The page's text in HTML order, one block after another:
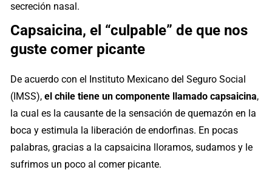
secreción nasal.
Capsaicina, el “culpable” de que nos
guste comer picante
De acuerdo con el Instituto Mexicano del Seguro Social
(IMSS),el chile tiene un componente llamado capsaicina,
la cual es la causante de la sensación de quemazón en la
boca y estimula la liberación de endorfinas. En pocas
palabras, gracias a la capsaicina lloramos, sudamos y le
sufrimos un poco al comer picante.